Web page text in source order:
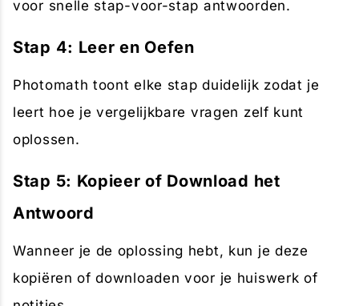
voor snelle stap-voor-stap antwoorden.
Stap 4: Leer en Oefen
Photomath toont elke stap duidelijk zodat je
leert hoe je vergelijkbare vragen zelf kunt
oplossen.
Stap 5: Kopieer of Download het
Antwoord
Wanneer je de oplossing hebt, kun je deze
kopiëren of downloaden voor je huiswerk of